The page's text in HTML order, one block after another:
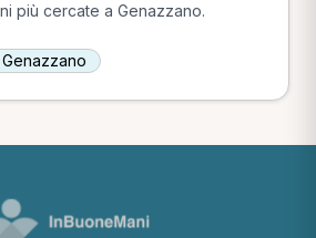
più cercate a Genazzano.